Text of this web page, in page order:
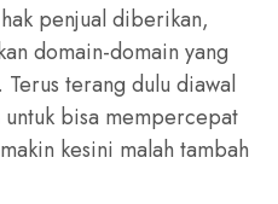
penjual diberikan,
domain-domain yang
terang dulu diawal
bisa mempercepat
kesini malah tambah